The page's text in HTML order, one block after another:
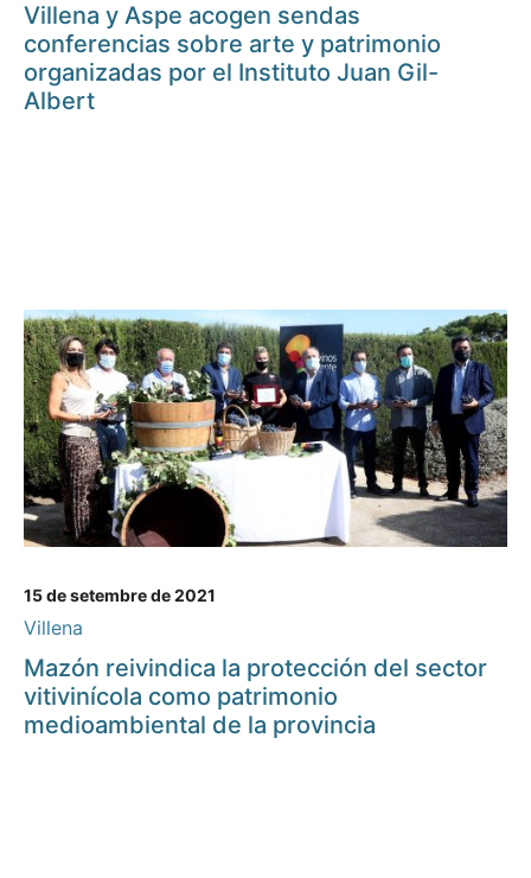
Villena y Aspe acogen sendas
conferencias sobre arte y patrimonio
organizadas por el Instituto Juan Gil-
Albert
15 de setembre de 2021
Villena
Mazón reivindica la protección del sector
vitivinícola como patrimonio
medioambiental de la provincia